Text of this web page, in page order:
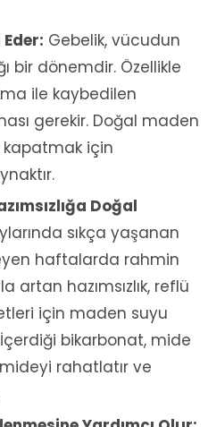
Gebelik, vücudun
bir dönemdir. Özellikle
ile kaybedilen
gerekir. Doğal maden
kapatmak için
Doğal
sıkça yaşanan
haftalarda rahmin
artan hazımsızlık, reflü
için maden suyu
bikarbonat, mide
rahatlatır ve